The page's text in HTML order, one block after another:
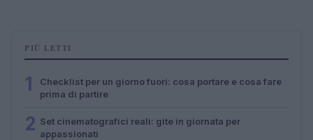
PIÙ LETTI
1
Checklist per un giorno fuori: cosa portare e cosa fare
prima di partire
2 Set cinematografici reali: gite in giornata per
appassionati